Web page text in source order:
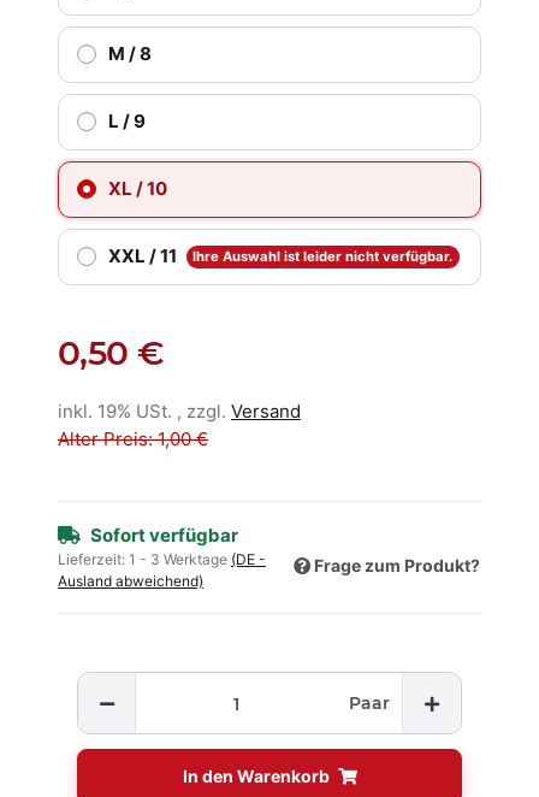
M / 8
L / 9
XL / 10
XXL / 11 Ihre Auswahl ist leider nicht verfügbar.
0,50 €
inkl. 19% USt. , zzgl. Versand
Alter Preis: 1,00 €
Sofort verfügbar
Lieferzeit: 1 - 3 Werktage (DE -
Ausland abweichend)
Frage zum Produkt?
Paar
In den Warenkorb